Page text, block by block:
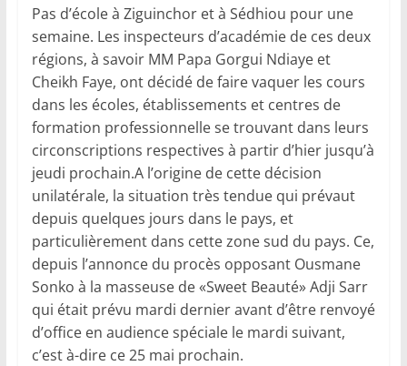
Pas d’école à Ziguinchor et à Sédhiou pour une
semaine. Les inspecteurs d’académie de ces deux
régions, à savoir MM Papa Gorgui Ndiaye et
Cheikh Faye, ont décidé de faire vaquer les cours
dans les écoles, établissements et centres de
formation professionnelle se trouvant dans leurs
circonscriptions respectives à partir d’hier jusqu’à
jeudi prochain.A l’origine de cette décision
unilatérale, la situation très tendue qui prévaut
depuis quelques jours dans le pays, et
particulièrement dans cette zone sud du pays. Ce,
depuis l’annonce du procès opposant Ousmane
Sonko à la masseuse de «Sweet Beauté» Adji Sarr
qui était prévu mardi dernier avant d’être renvoyé
d’office en audience spéciale le mardi suivant,
c’est à-dire ce 25 mai prochain.